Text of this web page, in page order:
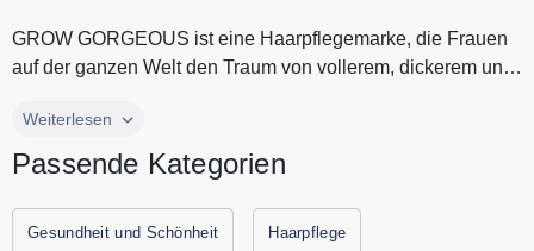
GROW GORGEOUS ist eine Haarpflegemarke, die Frauen
auf der ganzen Welt den Traum von vollerem, dickerem und
GROW GORGEOUS ist eine Haarpflegemarke, die Frauen
längerem Haar erfüllt. Die Formulierungen basieren auf
tierversuchsfrei. Alle aktuellen Gutscheine und
Weiterlesen
Passende Kategorien
Gesundheit und Schönheit Haarpflege